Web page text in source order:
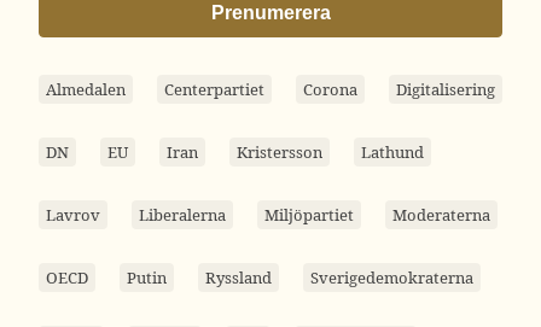
Prenumerera
Almedalen Centerpartiet Corona Digitalisering
DN EU Iran Kristersson Lathund
Lavrov Liberalerna Miljöpartiet Moderaterna
OECD Putin Ryssland Sverigedemokraterna